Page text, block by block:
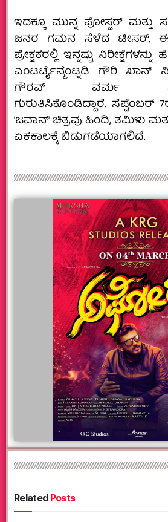
ಇದಕ್ಕೂ ಮುನ್ನ ಪೋಸ್ಟರ್ ಮತ್ತು
ಜನರ ಗಮನ ಸೆಳೆದ ಟೀಸರ್,
ಪ್ರೇಕ್ಷಕರಲ್ಲಿ ಇನ್ನಷ್ಟು
ಎಂಟರ್ಟೈನ್ಮೆಂಟ್ನಡಿ ಗೌರಿ ಖಾನ್
ಗೌರವ್ ವರ್ಮ ಸಹ-
ಗುರುತಿಸಿಕೊಂಡಿದ್ದಾರೆ. ಸೆಪ್ಟೆಂಬರ್
‘ಜವಾನ್’ ಚಿತ್ರವು ಹಿಂದಿ, ತಮಿಳು
ಏಕಕಾಲಕ್ಕೆ ಬಿಡುಗಡೆಯಾಗಲಿದೆ.
RelatedPosts